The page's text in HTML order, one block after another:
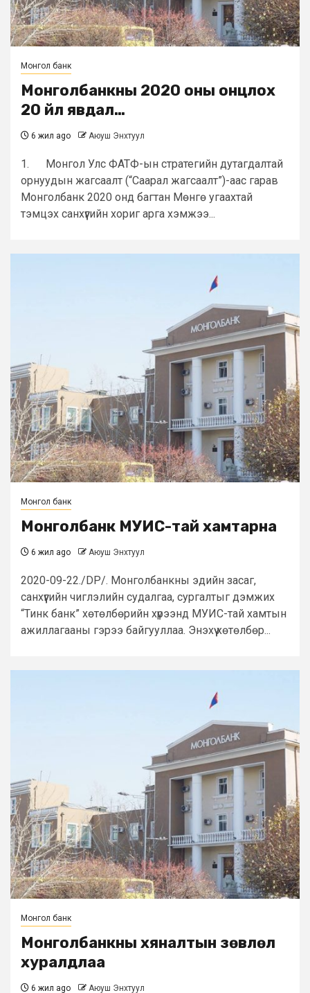
Монгол банк
Монголбанкны 2020 оны онцлох
20 үйл явдал…
6 жил ago Аюуш Энхтуул
1. Монгол Улс ФАТФ-ын стратегийн дутагдалтай
орнуудын жагсаалт (“Саарал жагсаалт”)-аас гарав
Монголбанк 2020 онд багтан Мөнгө угаахтай
тэмцэх санхүүгийн хориг арга хэмжээ...
Монгол банк
Монголбанк МУИС-тай хамтарна
6 жил ago Аюуш Энхтуул
2020-09-22./DP/. Монголбанкны эдийн засаг,
санхүүгийн чиглэлийн судалгаа, сургалтыг дэмжих
“Тинк банк” хөтөлбөрийн хүрээнд МУИС-тай хамтын
ажиллагааны гэрээ байгууллаа. Энэхүү хөтөлбөр...
Монгол банк
Монголбанкны хяналтын зөвлөл
хуралдлаа
6 жил ago Аюуш Энхтуул